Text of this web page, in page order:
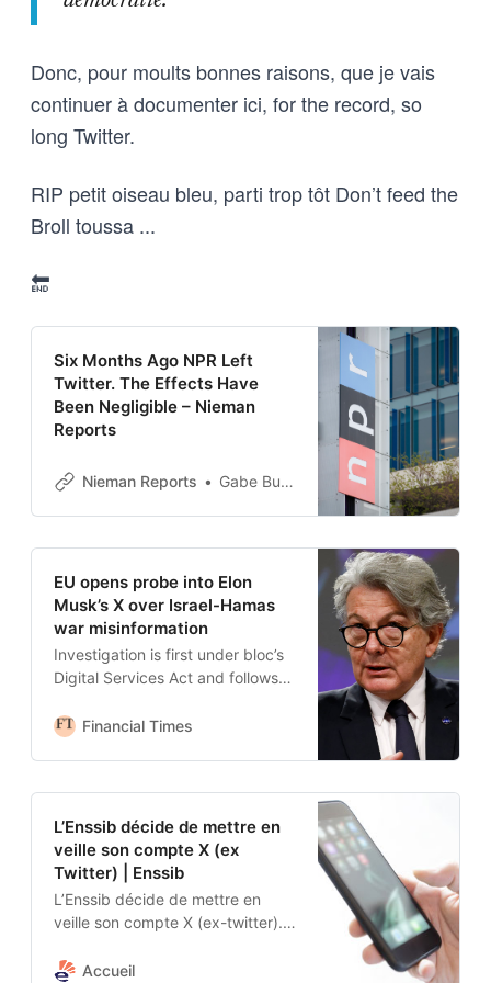
Donc, pour moults bonnes raisons, que je vais
continuer à documenter ici, for the record, so
long Twitter.
RIP petit oiseau bleu, parti trop tôt Don’t feed the
Broll toussa ...
🔚
Six Months Ago NPR Left
Twitter. The Effects Have
Been Negligible – Nieman
Reports
Nieman Reports Gabe Bullard
EU opens probe into Elon
Musk’s X over Israel-Hamas
war misinformation
Investigation is first under bloc’s
Digital Services Act and follows
platformFinancial Times
L’Enssib décide de mettre en
veille son compte X (ex
Twitter) | Enssib
L’Enssib décide de mettre en
veille son compte X (ex-twitter).
fin 2022, l’évolution constatée de
Accueil